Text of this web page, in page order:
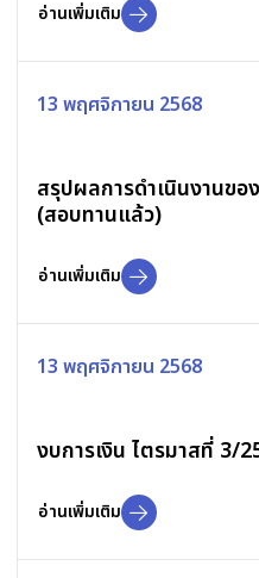
อ่านเพิ่มเติม
13 พฤศจิกายน 2568
สรุปผลการดำเนินงานข
(สอบทานแล้ว)
อ่านเพิ่มเติม
13 พฤศจิกายน 2568
งบการเงิน ไตรมาสที่ 3/
อ่านเพิ่มเติม